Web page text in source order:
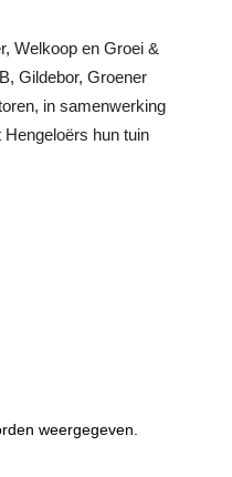
Welkoop en Groei &
Gildebor, Groener
in samenwerking
hun tuin
weergegeven.